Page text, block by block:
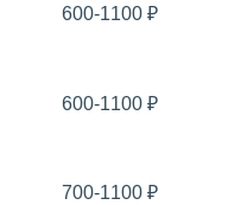
600-1100₽
600-1100₽
700-1100₽